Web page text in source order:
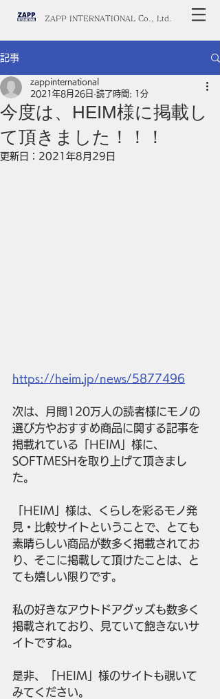
ZAPP INTERNATIONAL Co., Ltd.
記事
今度は、HEIM様に掲載し
て頂きました！！！
zappinternational
2021年8月26日 読了時間: 1分
更新日： 2021年8月29日
https://heim.jp/news/5877496
次は、月間120万人の読者様にモノの
選び方やおすすめ商品に関する記事を
掲載れている「HEIM」様に、
SOFTMESHを取り上げて頂きまし
た。
「HEIM」様は、くらしを彩るモノ発
見・比較サイトということで、とても
素晴らしい商品が数多く掲載されてお
り、そこに掲載して頂けたことは、と
ても嬉しい限りです。
私の好きなアウトドアグッズも数多く
掲載されており、見ていて飽きないサ
イトですね。
是非、「HEIM」様のサイトも覗いて
みてください。